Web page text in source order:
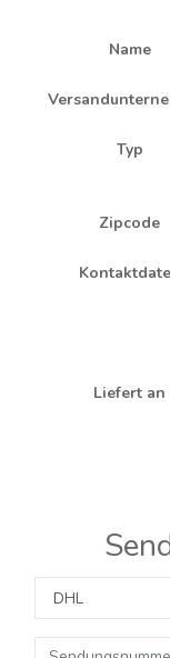
Name
Typ
Zipcode
Liefert an